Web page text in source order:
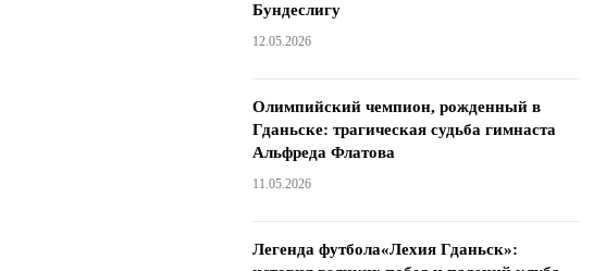
Бундеслигу
12.05.2026
Олимпийский чемпион, рожденный в
Гданьске: трагическая судьба гимнаста
Альфреда Флатова
11.05.2026
Легенда футбола«Лехия Гданьск»: